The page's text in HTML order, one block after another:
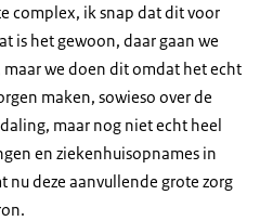
complex, ik snap dat dit voor
is het gewoon, daar gaan we
we doen dit omdat het echt
maken, sowieso over de
maar nog niet echt heel
en ziekenhuisopnames in
nu deze aanvullende grote zorg